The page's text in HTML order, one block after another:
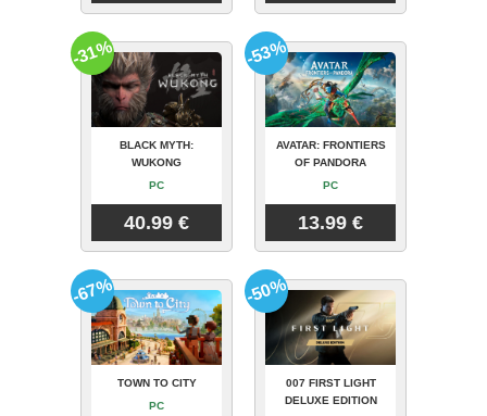
BLACK MYTH:
WUKONG
PC
40.99 €
-31%
AVATAR: FRONTIERS
OF PANDORA
PC
13.99 €
-53%
TOWN TO CITY
PC
-67%
007 FIRST LIGHT
DELUXE EDITION
-50%